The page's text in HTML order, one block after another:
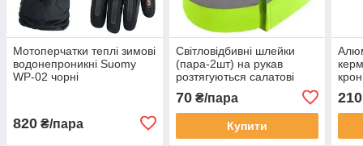
Мотоперчатки теплі зимові
водонепроникні Suomy
WP-02 чорні
820 ₴/пара
Світловідбивні шлейки
(пара-2шт) на рукав
розтягуються салатові
70₴/пара
Купити
210